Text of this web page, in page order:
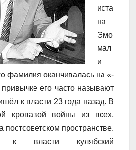
иста
на
Эмо
мал
и
фамилия оканчивалась на «-
его часто называют
к власти 23 года назад. В
кровавой войны из всех,
пространстве.
к власти кулябский